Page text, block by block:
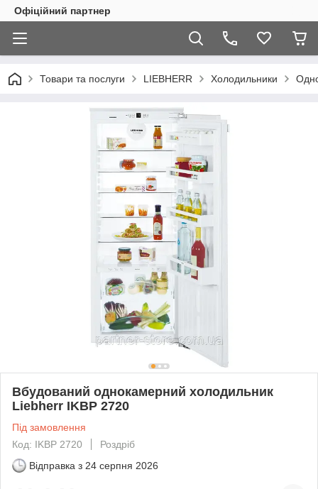
Офіційний партнер
Товари та послуги LIEBHERR Холодильники
Вбудований однокамерний холодильник
Liebherr IKBP 2720
Під замовлення
Код: IKBP 2720
Роздріб
Відправка з 24 серпня 2026